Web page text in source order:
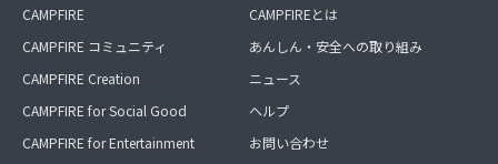
CAMPFIRE
CAMPFIRE コミュニティ
CAMPFIRE Creation
CAMPFIRE for Social Good
CAMPFIRE for Entertainment
CAMPFIREとは
あんしん・安全への取り組み
ニュース
ヘルプ
お問い合わせ